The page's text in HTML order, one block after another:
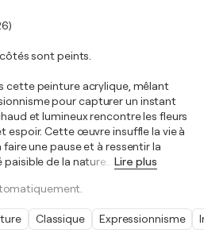
sont peints.
cette peinture acrylique, mêlant
pour capturer un instant
et lumineux rencontre les fleurs
espoir. Cette œuvre insuffle la vie à
une pause et à ressentir la
de la nature… Lire plus
Classique Expressionnisme